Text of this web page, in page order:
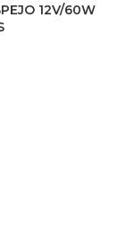
12V/60W